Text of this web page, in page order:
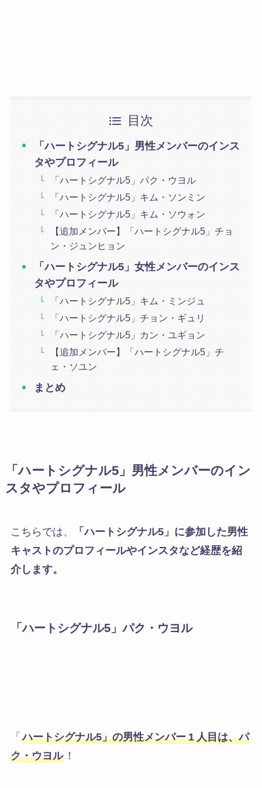
目次
「ハートシグナル5」男性メンバーのインス
タやプロフィール
「ハートシグナル5」パク・ウヨル
「ハートシグナル5」キム・ソンミン
「ハートシグナル5」キム・ソウォン
【追加メンバー】「ハートシグナル5」チョ
ン・ジュンヒョン
「ハートシグナル5」女性メンバーのインス
タやプロフィール
「ハートシグナル5」キム・ミンジュ
「ハートシグナル5」チョン・ギュリ
「ハートシグナル5」カン・ユギョン
【追加メンバー】「ハートシグナル5」チ
ェ・ソユン
まとめ
「ハートシグナル5」男性メンバーのイン
スタやプロフィール
こちらでは、
「ハートシグナル5」に参加した男性
キャストのプロフィールやインスタなど経歴を紹
介します。
「ハートシグナル5」パク・ウヨル
「 ハートシグナル5」の男性メンバー 1 人目は、パ
ク・ウヨル！